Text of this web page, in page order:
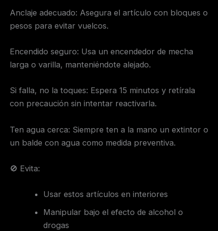
Anclaje adecuado: Asegura el artículo con bloques o
pesos para evitar vuelcos.
Encendido seguro: Usa un encendedor de mecha
larga o varilla, manteniéndote alejado.
Si falla, no la toques: Espera 15 minutos y retírala
con precaución sin intentar reactivarla.
Ten agua cerca: Siempre ten a la mano un extintor o
un balde con agua como medida preventiva.
🚫 Evita:
Usar estos artículos en interiores
Manipular bajo el efecto de alcohol o
drogas